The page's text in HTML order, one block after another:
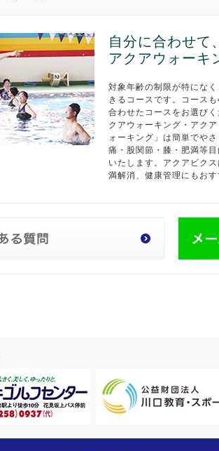
自分に合わせて
アクアウォーキ
対象年齢の制限が特にな
きるコースです。コース
合わせたコースをお選び
クアウォーキング・アク
ォーキング」は簡単でや
痛・股関節・膝・肥満等
いたします。アクアビク
満解消、健康管理にもお